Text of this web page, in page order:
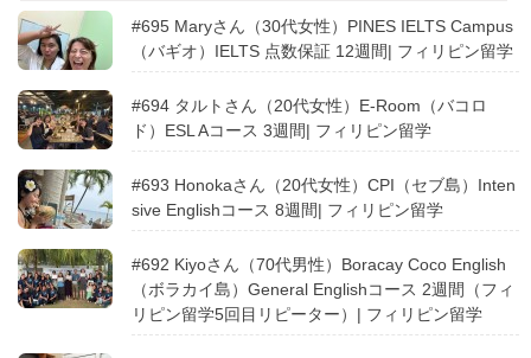
#695 Maryさん（30代女性）PINES IELTS Campus
（バギオ）IELTS 点数保証 12週間| フィリピン留学
#694 タルトさん（20代女性）E-Room（バコロ
ド）ESL Aコース 3週間| フィリピン留学
#693 Honokaさん（20代女性）CPI（セブ島）Inten
sive Englishコース 8週間| フィリピン留学
#692 Kiyoさん（70代男性）Boracay Coco English
（ボラカイ島）General Englishコース 2週間（フィ
リピン留学5回目リピーター）| フィリピン留学